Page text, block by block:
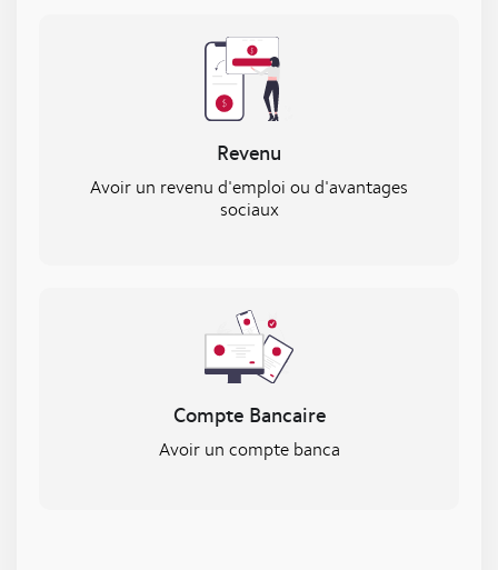
Revenu
Avoir un revenu d'emploi ou d'avantages
sociaux
Compte Bancaire
Avoir un compte banca